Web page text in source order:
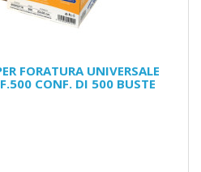
FORATURA UNIVERSALE
CONF. DI 500 BUSTE